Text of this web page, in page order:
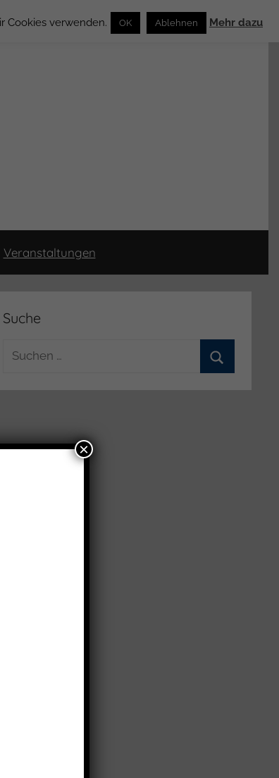
Veranstaltungen
Suche
Suchen
Cookies verwenden. OK Ablehnen Mehr dazu
×